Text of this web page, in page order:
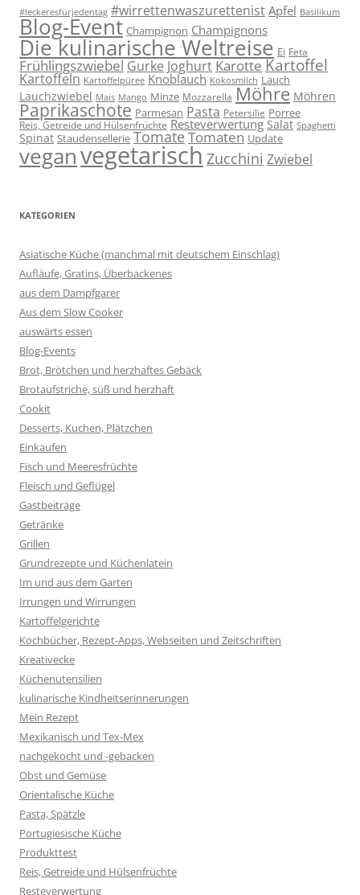
#leckeresfürjedentag #wirrettenwaszurettenist Apfel Basilikum
Blog-Event Champignon Champignons
Die kulinarische Weltreise Ei Feta
Frühlingszwiebel Gurke Joghurt Karotte Kartoffel
Kartoffeln Kartoffelpüree Knoblauch Kokosmilch Lauch
Lauchzwiebel Mais Mango Minze Mozzarella Möhre Möhren
Paprikaschote Parmesan Pasta Petersilie Porree
Reis, Getreide und Hülsenfrüchte Resteverwertung Salat Spaghetti
Spinat Staudensellerie TomateTomaten Update
veganvegetarisch Zucchini Zwiebel
KATEGORIEN
Asiatische Küche (manchmal mit deutschem Einschlag)
Aufläufe, Gratins, Überbackenes
aus dem Dampfgarer
Aus dem Slow Cooker
auswärts essen
Blog-Events
Brot, Brötchen und herzhaftes Gebäck
Brotaufstriche, süß und herzhaft
Cookit
Desserts, Kuchen, Plätzchen
Einkaufen
Fisch und Meeresfrüchte
Fleisch und Geflügel
Gastbeiträge
Getränke
Grillen
Grundrezepte und Küchenlatein
Im und aus dem Garten
Irrungen und Wirrungen
Kartoffelgerichte
Kochbücher, Rezept-Apps, Webseiten und Zeitschriften
Kreativecke
Küchenutensilien
kulinarische Kindheitserinnerungen
Mein Rezept
Mexikanisch und Tex-Mex
nachgekocht und -gebacken
Obst und Gemüse
Orientalische Küche
Pasta, Spätzle
Portugiesische Küche
Produkttest
Reis, Getreide und Hülsenfrüchte
Resteverwertung